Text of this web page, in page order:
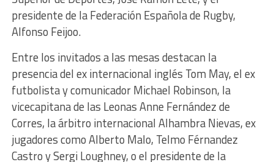
presidente de la Federación Española de Rugby,
Alfonso Feijoo.
Entre los invitados a las mesas destacan la
presencia del ex internacional inglés Tom May, el ex
futbolista y comunicador Michael Robinson, la
vicecapitana de las Leonas Anne Fernández de
Corres, la árbitro internacional Alhambra Nievas, ex
jugadores como Alberto Malo, Telmo Férnandez
Castro y Sergi Loughney, o el presidente de la